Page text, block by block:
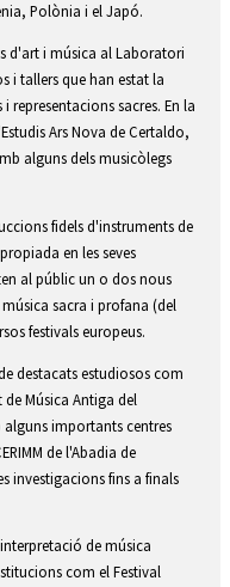
Polònia i el Japó.
d'art i música al Laboratori
i tallers que han estat la
representacions sacres. En la
Ars Nova de Certaldo,
alguns dels musicòlegs
fidels d'instruments de
en les seves
al públic un o dos nous
sacra i profana (del
festivals europeus.
destacats estudiosos com
Música Antiga del
importants centres
de l'Abadia de
investigacions fins a finals
de música
com el Festival